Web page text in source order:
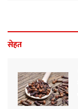
सेहत